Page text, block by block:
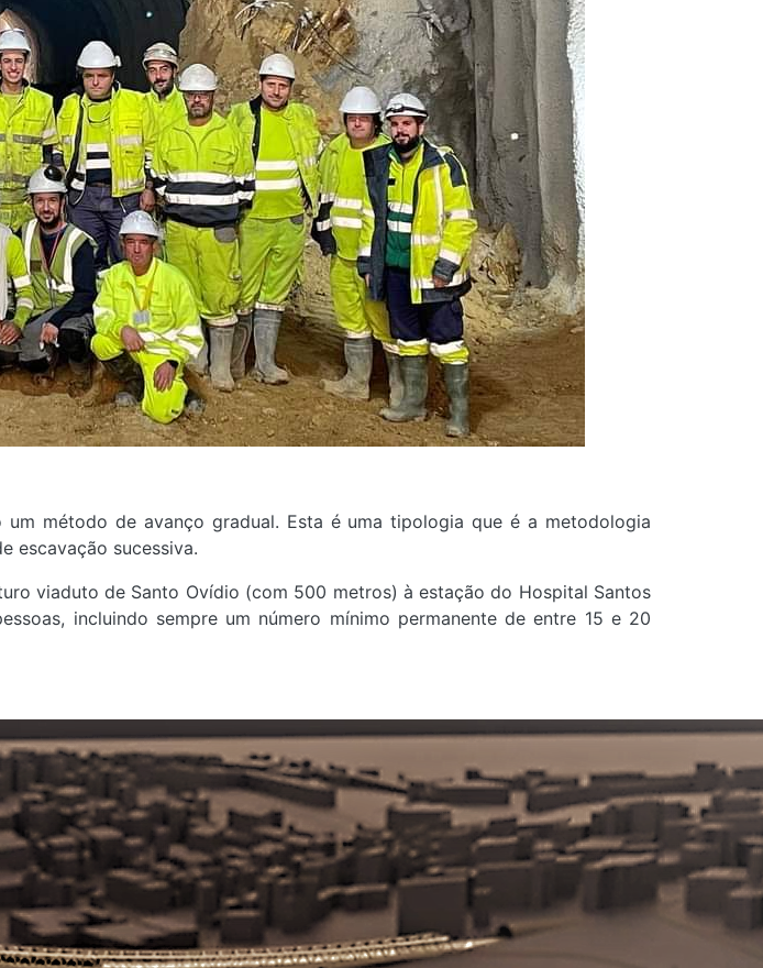
método de avanço gradual. Esta é uma tipologia que é a metodologia
escavação sucessiva.
viaduto de Santo Ovídio (com 500 metros) à estação do Hospital Santos
incluindo sempre um número mínimo permanente de entre 15 e 20